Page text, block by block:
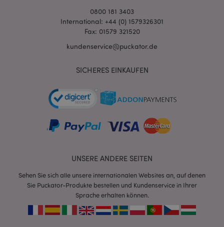
0800 181 3403
International: +44 (0) 1579326301
Fax: 01579 321520
kundenservice@puckator.de
SICHERES EINKAUFEN
UNSERE ANDERE SEITEN
Sehen Sie sich alle unsere internationalen Websites an, auf denen
Sie Puckator-Produkte bestellen und Kundenservice in Ihrer
Sprache erhalten können.
X-Magento-Vary
_GRECAPTCHA
Google LLC
www.google.com
recently_compared_product_previous
Adobe Inc.
www.puckator.de
section_data_ids
Adobe Inc.
www.puckator.de